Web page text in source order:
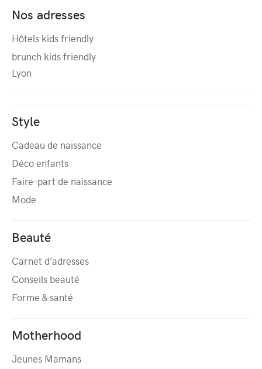
Nos adresses
Hôtels kids friendly
brunch kids friendly
Lyon
Style
Cadeau de naissance
Déco enfants
Faire-part de naissance
Mode
Beauté
Carnet d’adresses
Conseils beauté
Forme & santé
Motherhood
Jeunes Mamans